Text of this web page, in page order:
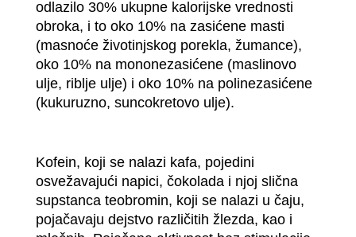
odlazilo 30% ukupne kalorijske vrednosti
obroka, i to oko 10% na zasićene masti
(masnoće životinjskog porekla, žumance),
oko 10% na mononezasićene (maslinovo
ulje, riblje ulje) i oko 10% na polinezasićene
(kukuruzno, suncokretovo ulje).
Kofein, koji se nalazi kafa, pojedini
osvežavajući napici, čokolada i njoj slična
supstanca teobromin, koji se nalazi u čaju,
pojačavaju dejstvo različitih žlezda, kao i